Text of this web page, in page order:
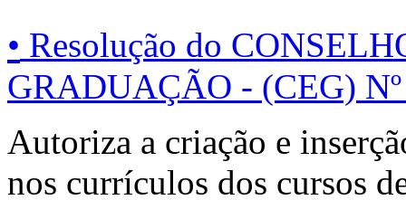
• Resolução do
GRADUAÇÃO - (CEG)
Autoriza a criação e
nos currículos dos cursos